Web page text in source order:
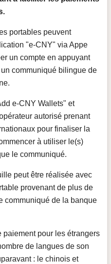
portables peuvent
"e-CNY" via Appe
un compte en appuyant
communiqué bilingue de
e-CNY Wallets" et
autorisé prenant
pour finaliser la
à utiliser le(s)
le communiqué.
peut être réalisée avec
provenant de plus de
communiqué de la banque
pour les étrangers
de langues de son
: le chinois et